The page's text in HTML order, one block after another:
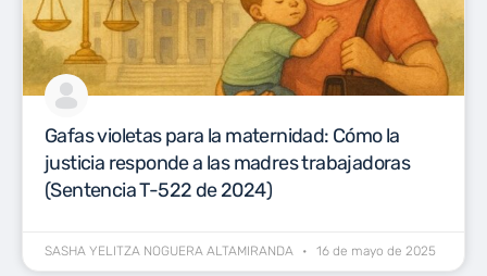
Gafas violetas para la maternidad: Cómo la
justicia responde a las madres trabajadoras
(Sentencia T-522 de 2024)
SASHA YELITZA NOGUERA ALTAMIRANDA 16 de mayo de 2025